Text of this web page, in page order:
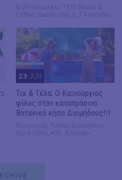
23 JUN
Τικ & Τέλα: Ο Καινούργιος
φίλος στον καταπράσινο
Βοτανικό κήπο Διομήδους!!!